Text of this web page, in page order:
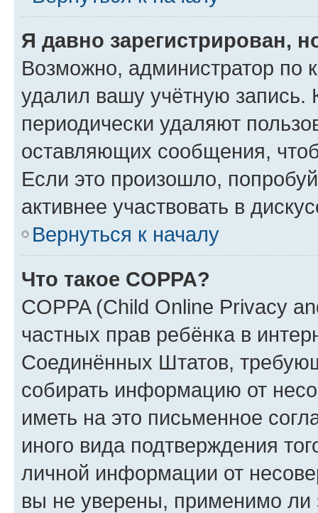
Я давно зарегистрирован,
Возможно, администратор по
удалил вашу учётную запись.
периодически удаляют
оставляющих сообщения,
Если это произошло,
активнее участвовать в
Вернуться к началу
Что такое COPPA?
COPPA (Child Online Privacy
частных прав ребёнка в
Соединённых Штатов,
собирать информацию от
иметь на это письменное
иного вида подтверждения
личной информации от
вы не уверены, применимо ли